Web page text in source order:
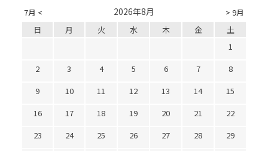
7月 < > 9月
2026年8月
日 月 火 水 木 金
土
1
2
3 4 5 6 7
8
9
10 11 12 13 14
15
16
17 18 19 20 21
22
23
24 25 26 27 28
29